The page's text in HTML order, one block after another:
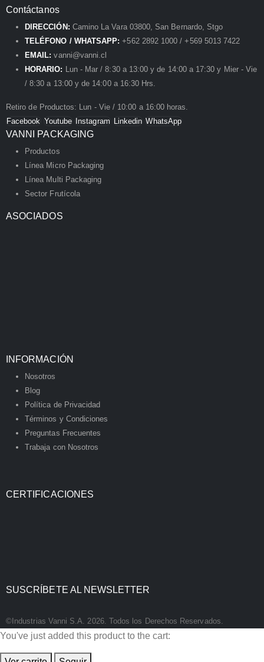
Contáctanos
DIRECCIÓN: Camino La Vara 03800, San Bernardo, Stgo
TELÉFONO / WHATSAPP: +562 2892 1000 / +569 5013 7422
EMAIL: vanni@vanni.cl
HORARIO: Lun - Mar / 8:30 a 13:00 y de 14:00 a 17:30 y Mier - Vie
/ 8:30 a 13:00 y de 14:00 a 16:30 Hrs.
Retiro de Productos: Lun - Vie / 10:00 a 16:00 horas.
Facebook Youtube Instagram Linkedin WhatsApp
VANNI PACKAGING
Productos
Línea Micro Packaging
Línea Multi Packaging
Sector Frutícola
ASOCIADOS
INFORMACIÓN
Nosotros
Blog
Política de Privacidad
Términos y Condiciones
Preguntas Frecuentes
Trabaja con Nosotros
CERTIFICACIONES
SUSCRÍBETE AL NEWSLETTER
©Industrias Vanni S.A. 2026. Todos los Derechos Reservados.
You've just added this product to the cart: